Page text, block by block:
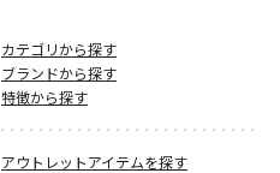
カテゴリから探す
ブランドから探す
特徴から探す
アウトレットアイテムを探す